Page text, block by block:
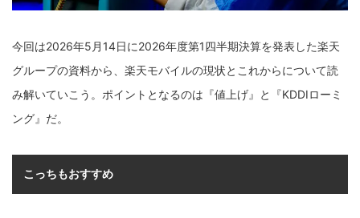
今回は2026年5月14日に2026年度第1四半期決算を発表した楽天
グループの資料から、楽天モバイルの現状とこれからについて読
み解いていこう。ポイントとなるのは『値上げ』と『KDDIローミ
ング』だ。
こっちもおすすめ